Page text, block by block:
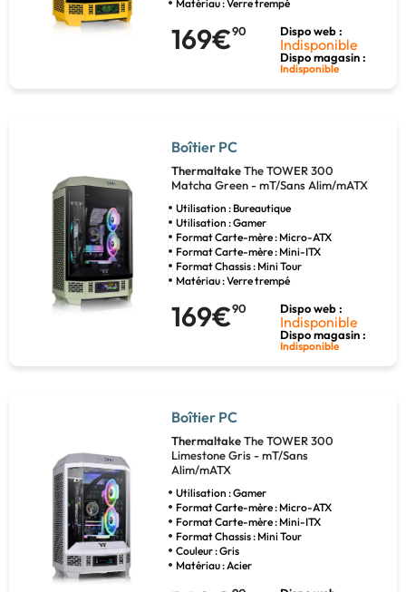
Matériau : Verre trempé
169€90 Dispo web :
Indisponible
Dispo magasin :
Indisponible
Boîtier PC
ThermaltakeThe TOWER 300
Matcha Green - mT/Sans Alim/mATX
Utilisation : Bureautique
Utilisation : Gamer
Format Carte-mère : Micro-ATX
Format Carte-mère : Mini-ITX
Format Chassis : Mini Tour
Matériau : Verre trempé
169€90 Dispo web :
Indisponible
Dispo magasin :
Indisponible
Boîtier PC
ThermaltakeThe TOWER 300
Limestone Gris - mT/Sans
Alim/mATX
Utilisation : Gamer
Format Carte-mère : Micro-ATX
Format Carte-mère : Mini-ITX
Format Chassis : Mini Tour
Couleur : Gris
Matériau : Acier